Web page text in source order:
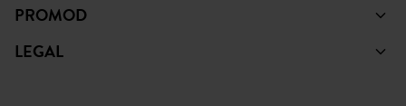
PROMOD
LEGAL